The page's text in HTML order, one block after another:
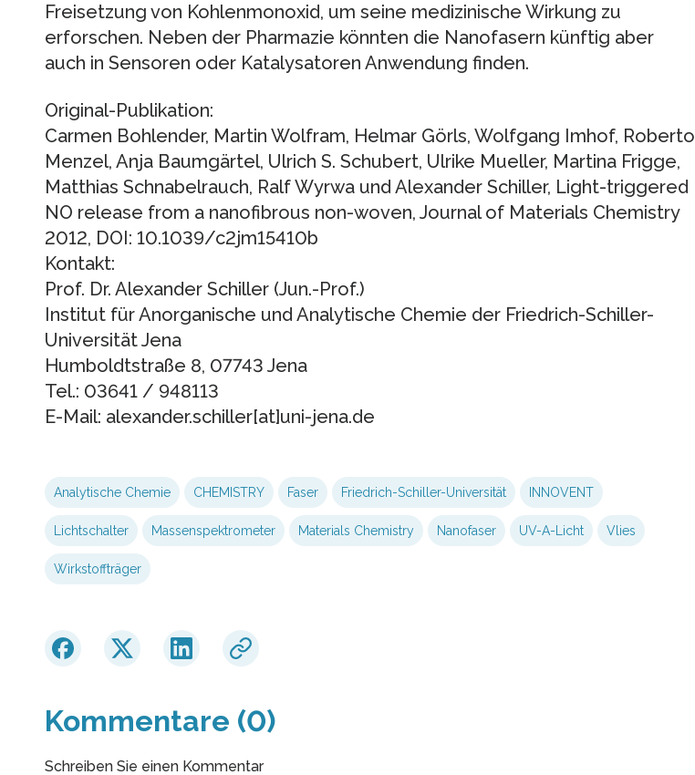
Freisetzung von Kohlenmonoxid, um seine medizinische Wirkung zu
erforschen. Neben der Pharmazie könnten die Nanofasern künftig aber
auch in Sensoren oder Katalysatoren Anwendung finden.
Original-Publikation:
Carmen Bohlender, Martin Wolfram, Helmar Görls, Wolfgang Imhof, Roberto
Menzel, Anja Baumgärtel, Ulrich S. Schubert, Ulrike Mueller, Martina Frigge,
Matthias Schnabelrauch, Ralf Wyrwa und Alexander Schiller, Light-triggered
NO release from a nanofibrous non-woven, Journal of Materials Chemistry
2012, DOI: 10.1039/c2jm15410b
Kontakt:
Prof. Dr. Alexander Schiller (Jun.-Prof.)
Institut für Anorganische und Analytische Chemie der Friedrich-Schiller-
Universität Jena
Humboldtstraße 8, 07743 Jena
Tel.: 03641 / 948113
E-Mail: alexander.schiller[at]uni-jena.de
Analytische Chemie CHEMISTRY Faser Friedrich-Schiller-Universität INNOVENT
Lichtschalter Massenspektrometer Materials Chemistry Nanofaser UV-A-Licht Vlies
Wirkstoffträger
Kommentare (0)
Schreiben Sie einen Kommentar